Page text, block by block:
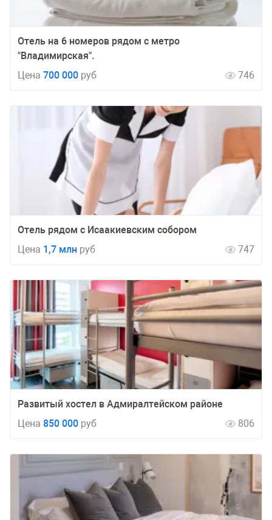
Отель на 6 номеров рядом с метро
"Владимирская".
Цена 700 000 руб 746
Отель рядом с Исаакиевским собором
Цена 1,7 млн руб 747
Развитый хостел в Адмиралтейском районе
Цена 850 000 руб 806